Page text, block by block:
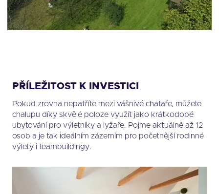
PŘÍLEŽITOST K INVESTICI
Pokud zrovna nepatříte mezi vášnivé chataře, můžete
chalupu díky skvělé poloze využít jako krátkodobé
ubytování pro výletníky a lyžaře. Pojme aktuálně až 12
osob a je tak ideálním zázemím pro početnější rodinné
výlety i teambuildingy.